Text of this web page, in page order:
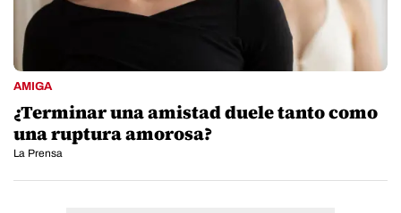
AMIGA
¿Terminar una amistad duele tanto como
una ruptura amorosa?
La Prensa